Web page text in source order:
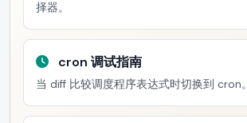
择器。
cron 调试指南
当 diff 比较调度程序表达式时切换到 cron。